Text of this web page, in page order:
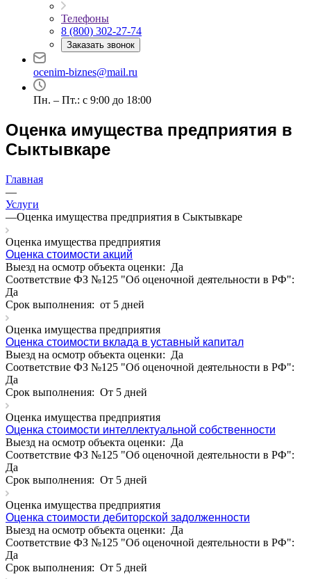
Телефоны
8 (800) 302-27-74
Заказать звонок
ocenim-biznes@mail.ru
Пн. – Пт.: с 9:00 до 18:00
Оценка имущества предприятия в
Сыктывкаре
Главная
—
Услуги
—Оценка имущества предприятия в Сыктывкаре
Оценка имущества предприятия
Оценка стоимости акций
Выезд на осмотр объекта оценки: Да
Соответствие ФЗ №125 "Об оценочной деятельности в РФ":
Да
Срок выполнения: от 5 дней
Оценка имущества предприятия
Оценка стоимости вклада в уставный капитал
Выезд на осмотр объекта оценки: Да
Соответствие ФЗ №125 "Об оценочной деятельности в РФ":
Да
Срок выполнения: От 5 дней
Оценка имущества предприятия
Оценка стоимости интеллектуальной собственности
Выезд на осмотр объекта оценки: Да
Соответствие ФЗ №125 "Об оценочной деятельности в РФ":
Да
Срок выполнения: От 5 дней
Оценка имущества предприятия
Оценка стоимости дебиторской задолженности
Выезд на осмотр объекта оценки: Да
Соответствие ФЗ №125 "Об оценочной деятельности в РФ":
Да
Срок выполнения: От 5 дней
Выберите ваш город
Абакан
Абдулино
Абинск
Азов
Алушта
Альметьевск
Анапа
Ангарск
Анжеро-Судженск
Апатиты
Апрелевка
Арамиль
Арзамас
Архангельск
Асбест
Асино
Астрахань
Ахтубинск
Ачинск
Аша
Баймак
Балабаново
Балаково
Балашиха
Балашов
Барабинск
Барнаул
Батайск